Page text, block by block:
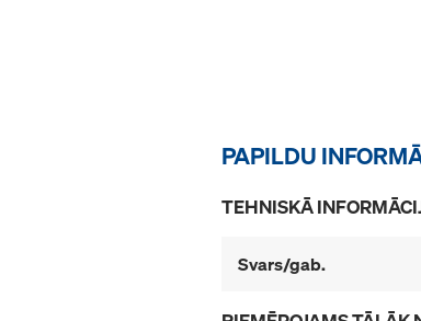
PAPILDU
TEHNISKĀ
Svars/gab.